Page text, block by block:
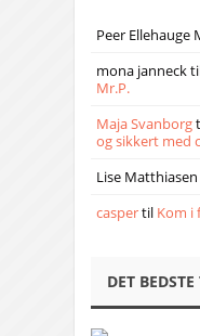
Peer Ellehauge
mona janneck
Mr.P.
Maja Svanborg
og sikkert med
Lise Matthiasen
caspertil Kom i
DET